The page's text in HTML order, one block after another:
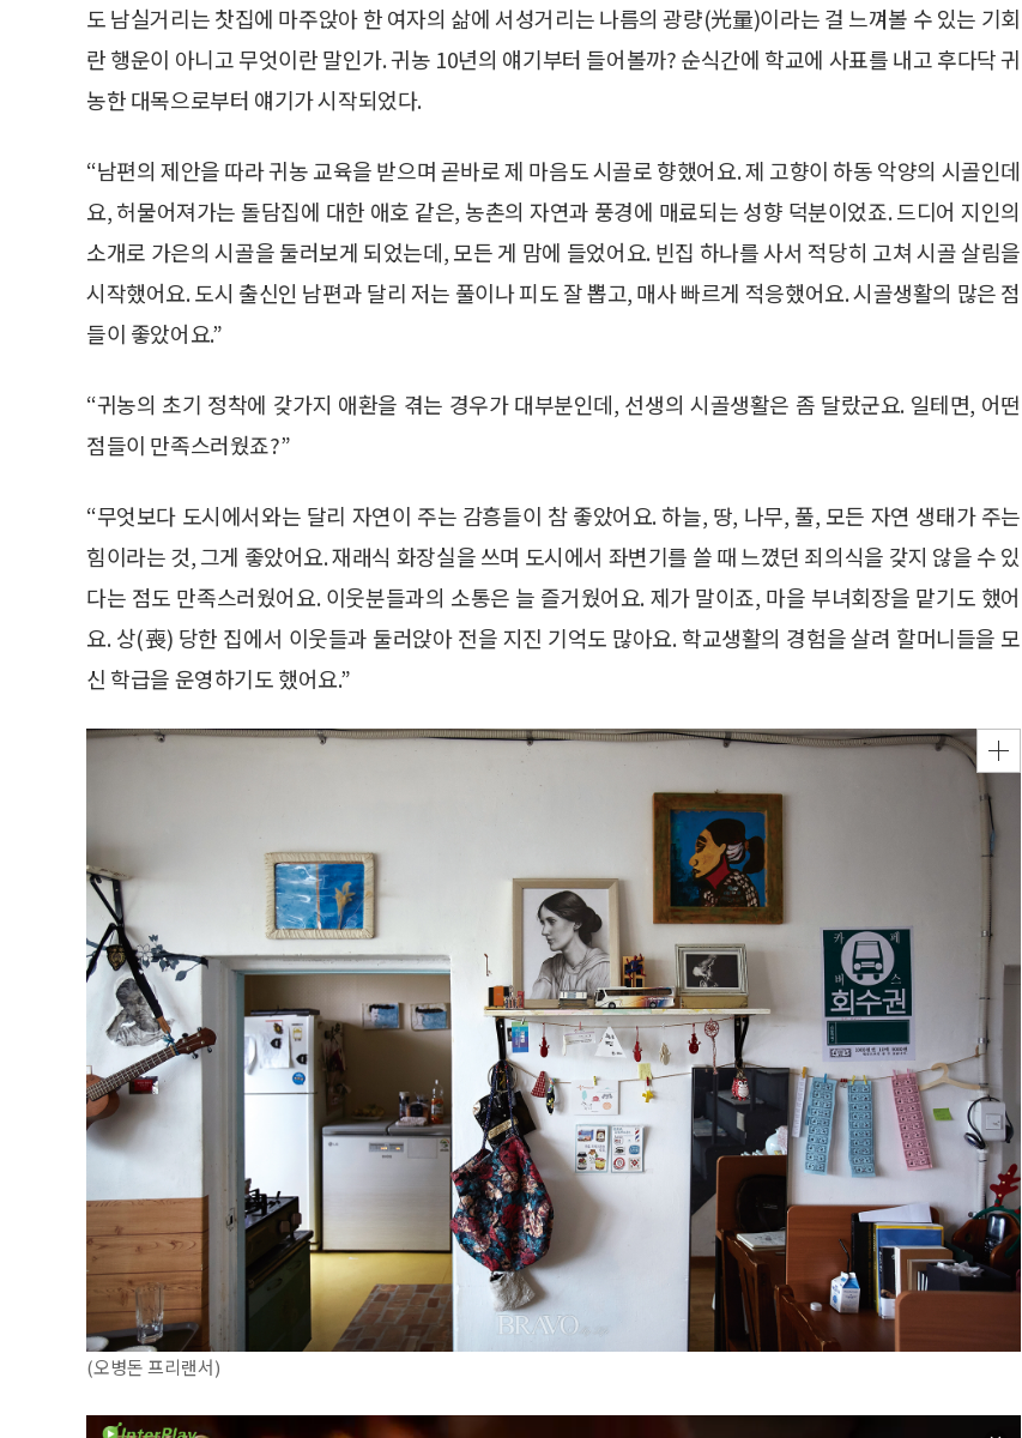
도 남실거리는 찻집에 마주앉아 한 여자의 삶에 서성거리는 나름의 광량(光量)이라는 걸 느껴볼 수 있는 기회
란 행운이 아니고 무엇이란 말인가. 귀농 10년의 얘기부터 들어볼까? 순식간에 학교에 사표를 내고 후다닥 귀
농한 대목으로부터 얘기가 시작되었다.
“남편의 제안을 따라 귀농 교육을 받으며 곧바로 제 마음도 시골로 향했어요. 제 고향이 하동 악양의 시골인데
요, 허물어져가는 돌담집에 대한 애호 같은, 농촌의 자연과 풍경에 매료되는 성향 덕분이었죠. 드디어 지인의
소개로 가은의 시골을 둘러보게 되었는데, 모든 게 맘에 들었어요. 빈집 하나를 사서 적당히 고쳐 시골 살림을
시작했어요. 도시 출신인 남편과 달리 저는 풀이나 피도 잘 뽑고, 매사 빠르게 적응했어요. 시골생활의 많은 점
들이 좋았어요.”
“귀농의 초기 정착에 갖가지 애환을 겪는 경우가 대부분인데, 선생의 시골생활은 좀 달랐군요. 일테면, 어떤
점들이 만족스러웠죠?”
“무엇보다 도시에서와는 달리 자연이 주는 감흥들이 참 좋았어요. 하늘, 땅, 나무, 풀, 모든 자연 생태가 주는
힘이라는 것, 그게 좋았어요. 재래식 화장실을 쓰며 도시에서 좌변기를 쓸 때 느꼈던 죄의식을 갖지 않을 수 있
다는 점도 만족스러웠어요. 이웃분들과의 소통은 늘 즐거웠어요. 제가 말이죠, 마을 부녀회장을 맡기도 했어
요. 상(喪) 당한 집에서 이웃들과 둘러앉아 전을 지진 기억도 많아요. 학교생활의 경험을 살려 할머니들을 모
신 학급을 운영하기도 했어요.”
(오병돈 프리랜서)